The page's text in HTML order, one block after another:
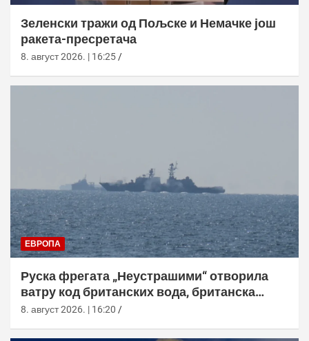
Зеленски тражи од Пољске и Немачке још
ракета-пресретача
8. август 2026. | 16:25
ЕВРОПА
Руска фрегата „Неустрашими“ отворила
ватру код британских вода, британска
морнарица појачала праћење
8. август 2026. | 16:20